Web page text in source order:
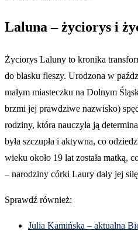
Laluna – życiorys i
Życiorys Laluny to kronika
do blasku fleszy. Urodzona w
małym miasteczku na Dolnym
brzmi jej prawdziwe nazwisko)
rodziny, która nauczyła ją
była szczupła i aktywna, co
wieku około 19 lat została matką,
– narodziny córki Laury dały jej
Sprawdź również:
Julia Kamińska – aktualna